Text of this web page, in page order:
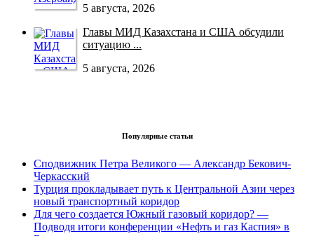
5 августа, 2026
Главы МИД Казахстана и США обсудили
ситуацию ...
5 августа, 2026
Популярные статьи
Сподвижник Петра Великого — Александр Бекович-
Черкасский
Турция прокладывает путь к Центральной Азии через
новый транспортный коридор
Для чего создается Южный газовый коридор? —
Подводя итоги конференции «Нефть и газ Каспия» в